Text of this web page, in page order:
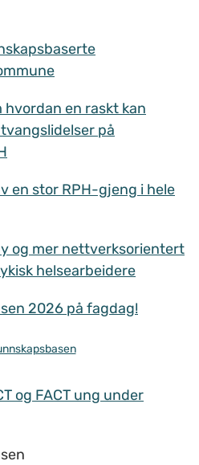
en raskt kan
på
en stor RPH-gjeng i hele
og mer nettverksorientert
helsearbeidere
2026 på fagdag!
og FACT ung under